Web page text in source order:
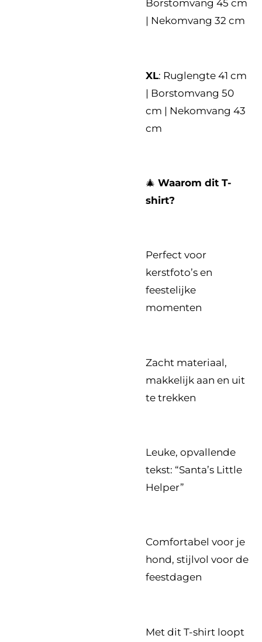
Borstomvang 45 cm
| Nekomvang 32 cm
XL: Ruglengte 41 cm
| Borstomvang 50
cm | Nekomvang 43
cm
🎄 Waarom dit T-
shirt?
Perfect voor
kerstfoto’s en
feestelijke
momenten
Zacht materiaal,
makkelijk aan en uit
te trekken
Leuke, opvallende
tekst: “Santa’s Little
Helper”
Comfortabel voor je
hond, stijlvol voor de
feestdagen
Met dit T-shirt loopt